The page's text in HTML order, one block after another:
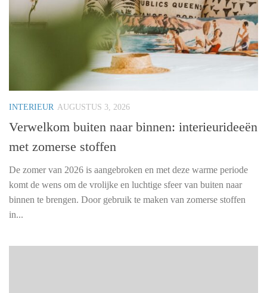
INTERIEUR AUGUSTUS 3, 2026
Verwelkom buiten naar binnen: interieurideeën
met zomerse stoffen
De zomer van 2026 is aangebroken en met deze warme periode
komt de wens om de vrolijke en luchtige sfeer van buiten naar
binnen te brengen. Door gebruik te maken van zomerse stoffen
in...